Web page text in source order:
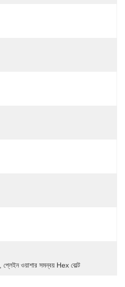
প্লেইন ওয়াশার সমন্বয় Hex বোল্ট